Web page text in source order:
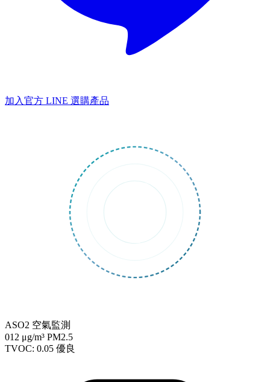
加入官方 LINE 選購產品
ASO2 空氣監測
012 μg/m³ PM2.5
TVOC: 0.05 優良